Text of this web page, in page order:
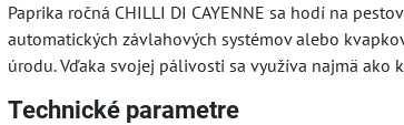
Paprika ročná CHILLI DI CAYENNE sa hodí na
automatických závlahových systémov alebo
úrodu. Vďaka svojej pálivosti sa využíva najmä
Technické parametre